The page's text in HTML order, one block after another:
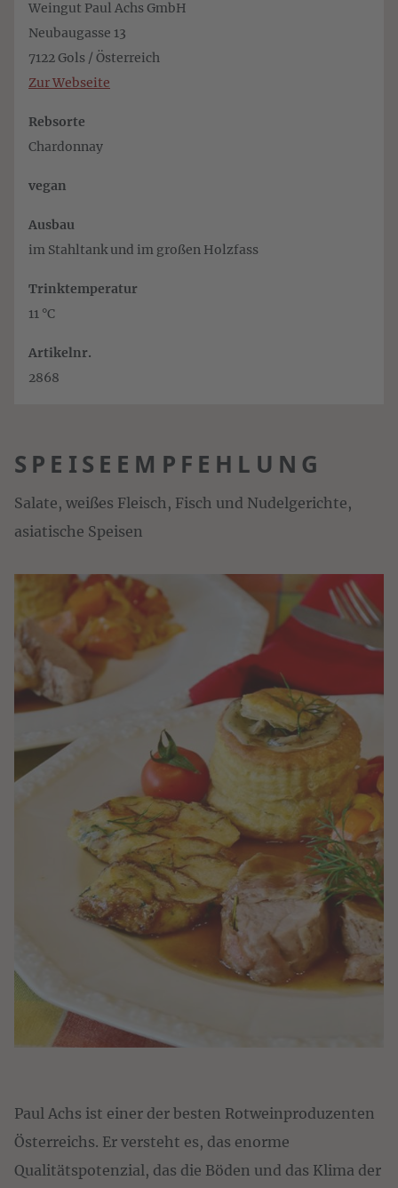
Weingut Paul Achs GmbH
Neubaugasse 13
7122 Gols / Österreich
Zur Webseite
Rebsorte
Chardonnay
vegan
Ausbau
im Stahltank und im großen Holzfass
Trinktemperatur
11 °C
Artikelnr.
2868
SPEISEEMPFEHLUNG
Salate, weißes Fleisch, Fisch und Nudelgerichte,
asiatische Speisen
Paul Achs ist einer der besten Rotweinproduzenten
Österreichs. Er versteht es, das enorme
Qualitätspotenzial, das die Böden und das Klima der